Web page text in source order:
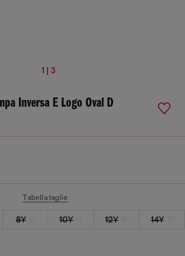
1 | 3
Inversa E Logo Oval D
Tabella taglie
8Y 10Y 12Y
14Y